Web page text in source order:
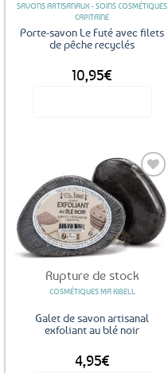
SAVONS ARTISANAUX - SOINS COSMÉTIQUES
CAPITAINE
Porte-savon Le Futé avec filets
de pêche recyclés
10,95€
Ajouter
aux
favoris
Rupture de stock
COSMÉTIQUES MA KIBELL
Galet de savon artisanal
exfoliant au blé noir
4,95€